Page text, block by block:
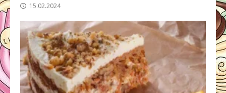
15.02.2024